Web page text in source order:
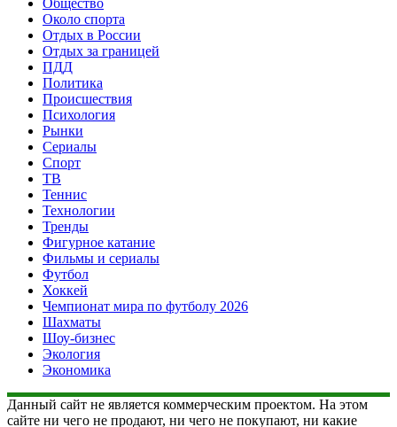
Общество
Около спорта
Отдых в России
Отдых за границей
ПДД
Политика
Происшествия
Психология
Рынки
Сериалы
Спорт
ТВ
Теннис
Технологии
Тренды
Фигурное катание
Фильмы и сериалы
Футбол
Хоккей
Чемпионат мира по футболу 2026
Шахматы
Шоу-бизнес
Экология
Экономика
Данный сайт не является коммерческим проектом. На этом
сайте ни чего не продают, ни чего не покупают, ни какие